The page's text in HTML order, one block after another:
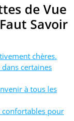
de Vue
Savoir
chères.
certaines
à tous les
confortables pour